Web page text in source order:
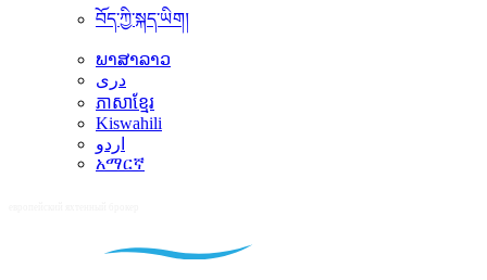
བོད་ཀྱི་སྐད་ཡིག།
ພາສາລາວ
دری
ភាសាខ្មែរ
Kiswahili
اردو
አማርኛ